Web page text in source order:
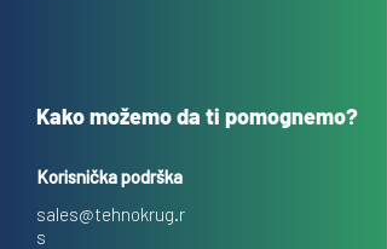
Kako možemo da ti pomognemo?
Korisnička podrška
sales@tehnokrug.r
s